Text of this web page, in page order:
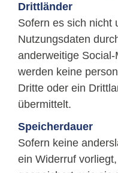
Drittländer
Sofern es sich nicht
Nutzungsdaten
anderweitige
werden keine
Dritte oder ein
übermittelt.
Speicherdauer
Sofern keine
ein Widerruf